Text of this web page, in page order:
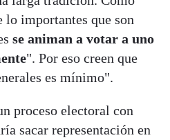
importantes que son
se animan a votar a uno
". Por eso creen que
es mínimo".
proceso electoral con
sacar representación en